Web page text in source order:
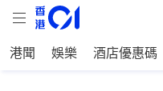
港聞 娛樂 酒店優惠碼